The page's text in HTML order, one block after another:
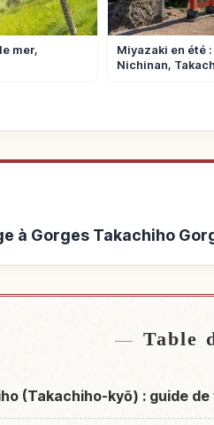
mer,
Miyazaki en été
Nichinan,
à Gorges Takachiho
Table
(Takachiho-kyō) : guide de